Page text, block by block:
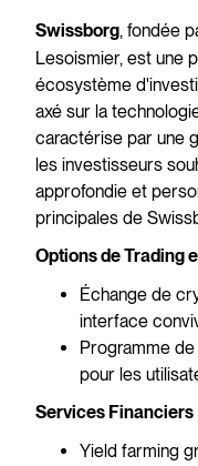
Swissborg, fondée
Lesoismier, est une
écosystème
axé sur la
caractérise par une
les investisseurs
approfondie et
principales de
Options de Trading
Échange de
interface
Programme
pour les
Services Financiers
Yield farming